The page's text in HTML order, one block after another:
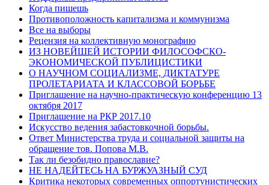
Когда пишешь
Противоположность капитализма и коммунизма
Все на выборы
Рецензия на коллективную монографию
ИЗ НОВЕЙШЕЙ ИСТОРИИ ФИЛОСОФСКО-
ЭКОНОМИЧЕСКОЙ ПУБЛИЦИСТИКИ
О НАУЧНОМ СОЦИАЛИЗМЕ, ДИКТАТУРЕ
ПРОЛЕТАРИАТА И КЛАССОВОЙ БОРЬБЕ
Приглашение на научно-практическую конференцию 13
октября 2017
Приглашение на РКР 2017.10
Искусство ведения забастовкочной борьбы.
Ответ Министерства труда и социальной защиты на
обращение тов. Попова М.В.
Так ли безобидно православие?
НЕ НАДЕЙТЕСЬ НА БУРЖУАЗНЫЙ СУД
Критика некоторых современных оппортунистических